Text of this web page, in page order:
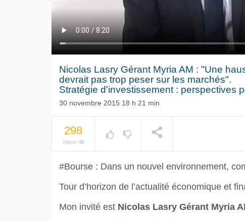
Nicolas Lasry Gérant Myria AM : "Une
devrait pas trop peser sur les marchés".
Stratégie d'investissement : perspectives
30 novembre 2015 18 h 21 min
298
Views
#Bourse : Dans un nouvel environnement,
Tour d’horizon de l’actualité économique et
Mon invité est Nicolas Lasry Gérant Myria